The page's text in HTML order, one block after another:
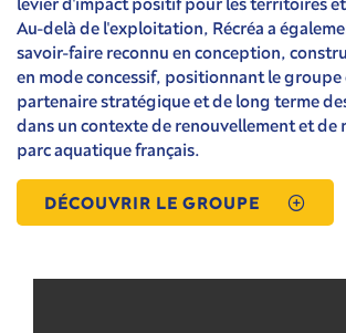
Au-delà de l'exploitation, Récréa a
savoir-faire reconnu en conception,
en mode concessif, positionnant le groupe
partenaire stratégique et de long terme
dans un contexte de renouvellement et de
parc aquatique français.
DÉCOUVRIR LE GROUPE